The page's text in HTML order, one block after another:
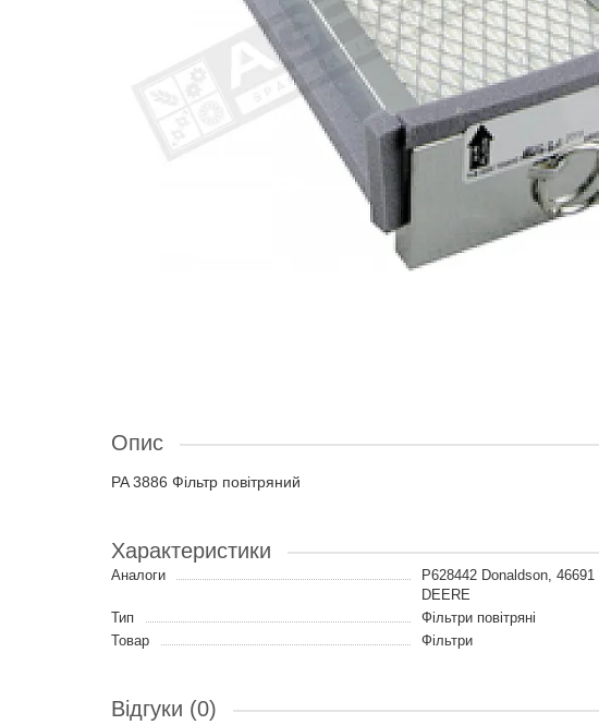
Опис
PA 3886 Фільтр повітряний
Характеристики
Аналоги
P628442 Donaldson,
DEERE
Тип
Фільтри повітряні
Товар
Фільтри
Відгуки (0)